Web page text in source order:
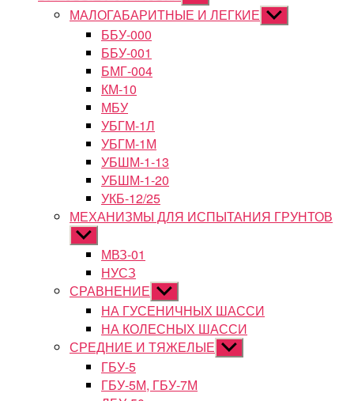
подменю
МАЛОГАБАРИТНЫЕ И ЛЕГКИЕ Показывать
подменю
ББУ-000
ББУ-001
БМГ-004
КМ-10
МБУ
УБГМ-1Л
УБГМ-1М
УБШМ-1-13
УБШМ-1-20
УКБ-12/25
МЕХАНИЗМЫ ДЛЯ ИСПЫТАНИЯ ГРУНТОВ
Показывать
подменюМВЗ-01
НУСЗ
СРАВНЕНИЕ Показывать
подменю
НА ГУСЕНИЧНЫХ ШАССИ
НА КОЛЕСНЫХ ШАССИ
СРЕДНИЕ И ТЯЖЕЛЫЕ Показывать
подменю
ГБУ-5
ГБУ-5М, ГБУ-7М